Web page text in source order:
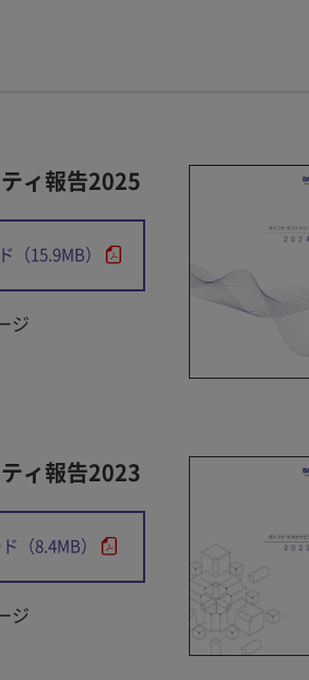
ィ報告2025
（15.9MB）
ジ
ィ報告2023
（8.4MB）
ジ